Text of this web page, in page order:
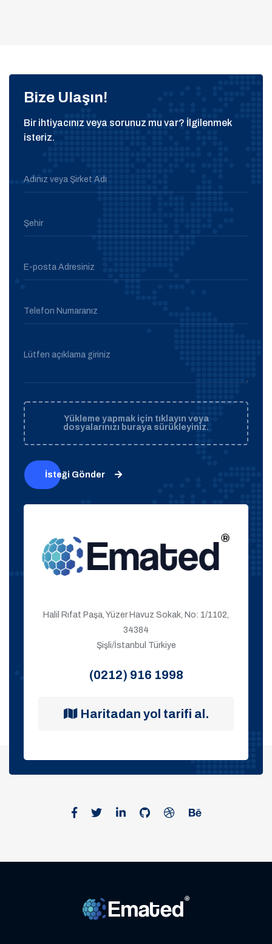
Bize Ulaşın!
Bir ihtiyacınız veya sorunuz mu var? İlgilenmek
isteriz.
Adınız veya Şirket Adı
Şehir
E-posta Adresiniz
Telefon Numaranız
Lütfen açıklama giriniz
Yükleme yapmak için tıklayın veya
dosyalarınızı buraya sürükleyiniz.
İsteği Gönder
Halil Rıfat Paşa, Yüzer Havuz Sokak, No: 1/1102,
34384
Şişli/İstanbul Türkiye
(0212) 916 1998
Haritadan yol tarifi al.